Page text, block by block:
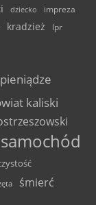
dziecko
impreza
kradzież lpr
pieniądze
kaliski
samochód
śmierć